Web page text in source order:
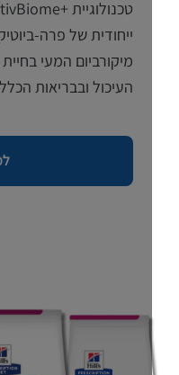
ייחודית של פרה-
מיקורביום המעי בחיית
העיכול ובבריאות הכללית.